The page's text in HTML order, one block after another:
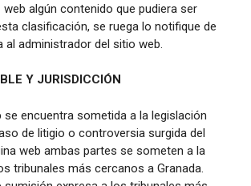
algún contenido que pudiera ser
clasificación, se ruega lo notifique de
al administrador del sitio web.
Y JURISDICCIÓN
se encuentra sometida a la legislación
de litigio o controversia surgida del
web ambas partes se someten a la
tribunales más cercanos a Granada.